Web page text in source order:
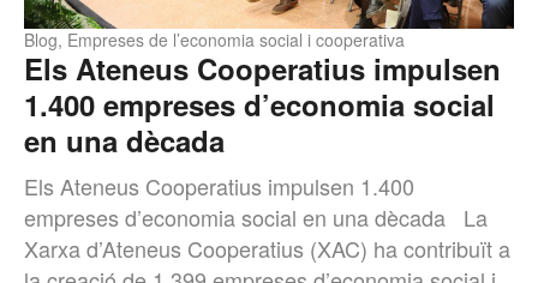
Els Ateneus Cooperatius impulsen
1.400 empreses d’economia social
en una dècada
Blog, Empreses de l’economia social i cooperativa
Els Ateneus Cooperatius impulsen 1.400
empreses d’economia social en una dècada La
Xarxa d’Ateneus Cooperatius (XAC) ha contribuït a